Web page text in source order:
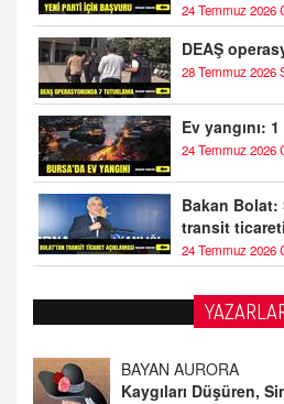
24 Temmuz 2026
DEAŞ
28 Temmuz 2026
Ev yangını:
24 Temmuz 2026
Bakan
transit
24 Temmuz 2026
DOKTOR CİVANIM
Mastürbasyon ve